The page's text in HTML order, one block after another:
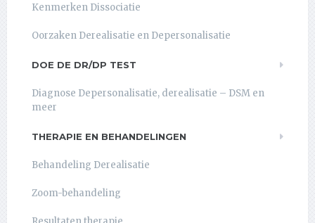
Kenmerken Dissociatie
Oorzaken Derealisatie en Depersonalisatie
DOE DE DR/DP TEST
Diagnose Depersonalisatie, derealisatie – DSM en
meer
THERAPIE EN BEHANDELINGEN
Behandeling Derealisatie
Zoom-behandeling